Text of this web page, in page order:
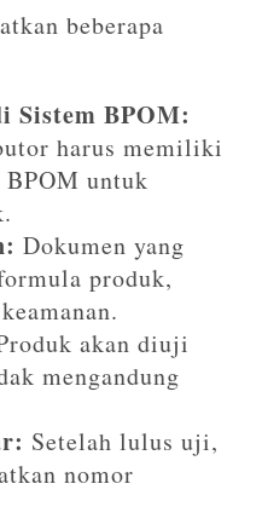
beberapa
Sistem BPOM:
harus memiliki
untuk
Dokumen yang
produk,
akan diuji
mengandung
Setelah lulus uji,
nomor